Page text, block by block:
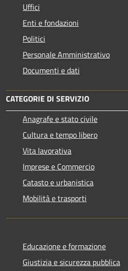
Uffici
Enti e fondazioni
Politici
Personale Amministrativo
Documenti e dati
CATEGORIE DI SERVIZIO
Anagrafe e stato civile
Cultura e tempo libero
Vita lavorativa
Imprese e Commercio
Catasto e urbanistica
Mobilità e trasporti
Educazione e formazione
Giustizia e sicurezza pubblica